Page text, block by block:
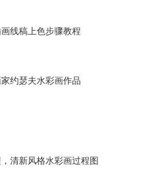
线稿上色步骤教程
约瑟夫水彩画作品
清新风格水彩画过程图